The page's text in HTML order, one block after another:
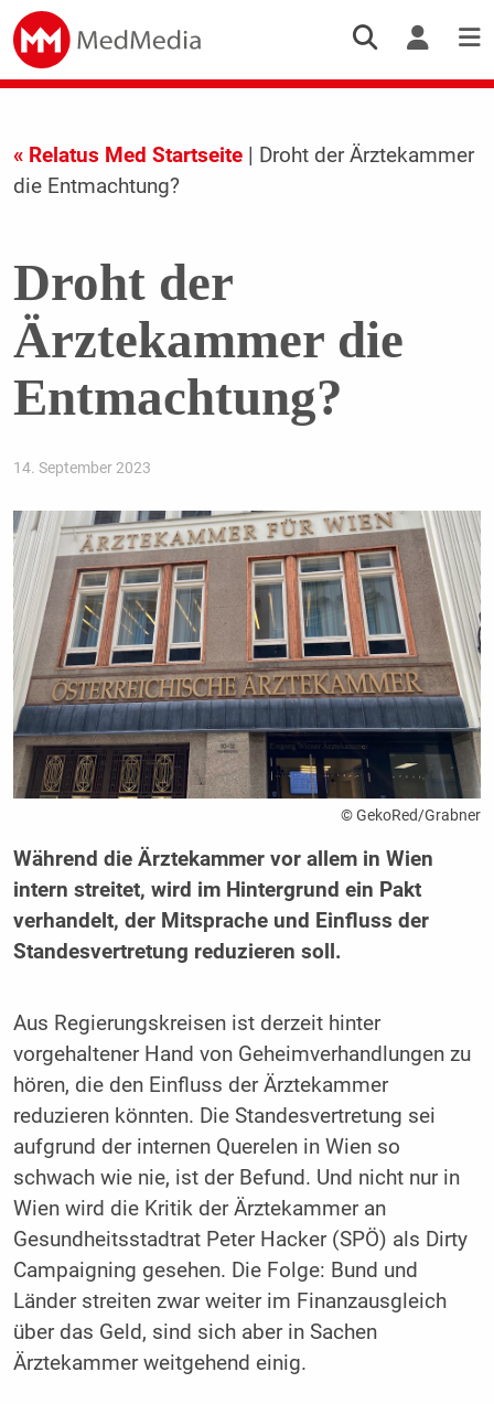
« Relatus Med Startseite| Droht der Ärztekammer
die Entmachtung?
Droht der
Ärztekammer die
Entmachtung?
14. September 2023
© GekoRed/Grabner
Während die Ärztekammer vor allem in Wien
intern streitet, wird im Hintergrund ein Pakt
verhandelt, der Mitsprache und Einfluss der
Standesvertretung reduzieren soll.
Aus Regierungskreisen ist derzeit hinter
vorgehaltener Hand von Geheimverhandlungen zu
hören, die den Einfluss der Ärztekammer
reduzieren könnten. Die Standesvertretung sei
aufgrund der internen Querelen in Wien so
schwach wie nie, ist der Befund. Und nicht nur in
Wien wird die Kritik der Ärztekammer an
Gesundheitsstadtrat Peter Hacker (SPÖ) als Dirty
Campaigning gesehen. Die Folge: Bund und
Länder streiten zwar weiter im Finanzausgleich
über das Geld, sind sich aber in Sachen
Ärztekammer weitgehend einig.